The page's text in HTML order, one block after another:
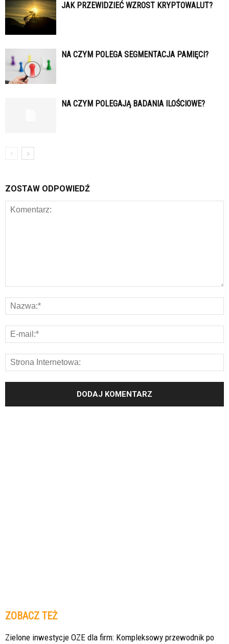
JAK PRZEWIDZIEĆ WZROST KRYPTOWALUT?
NA CZYM POLEGA SEGMENTACJA PAMIĘCI?
NA CZYM POLEGAJĄ BADANIA ILOŚCIOWE?
ZOSTAW ODPOWIEDŹ
ZOBACZ TEŻ
Zielone inwestycje OZE dla firm: Kompleksowy przewodnik po